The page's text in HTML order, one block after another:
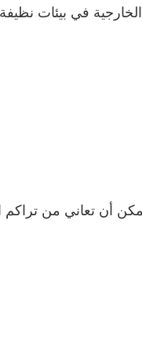
ضغط الهواء
المعاملة الحرارية